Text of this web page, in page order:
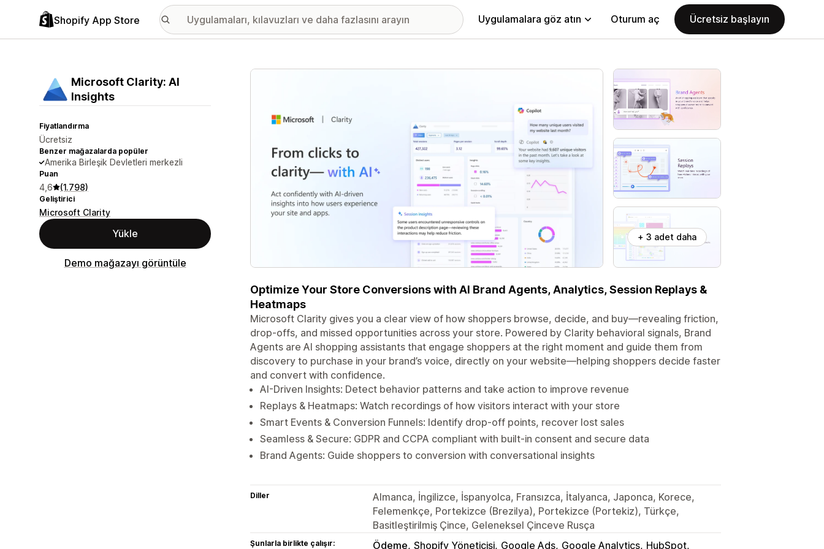
Shopify App Store Uygulamalara göz atın Oturum aç Ücretsiz başlayın
Microsoft Clarity: AI
Insights
Fiyatlandırma
Ücretsiz
Benzer mağazalarda popüler
Amerika Birleşik Devletleri merkezli
Puan
4,6 (1.798)
Geliştirici
Microsoft Clarity
Yükle
Demo mağazayı görüntüle
Öne çıkan görsel galerisi
+ 3 adet daha
Optimize Your Store Conversions with AI Brand Agents, Analytics, Session Replays &
Heatmaps
Microsoft Clarity gives you a clear view of how shoppers browse, decide, and buy—revealing friction,
drop‑offs, and missed opportunities across your store. Powered by Clarity behavioral signals, Brand
Agents are AI shopping assistants that engage shoppers at the right moment and guide them from
discovery to purchase in your brand’s voice, directly on your website—helping shoppers decide faster
and convert with confidence.
AI-Driven Insights: Detect behavior patterns and take action to improve revenue
Replays & Heatmaps: Watch recordings of how visitors interact with your store
Smart Events & Conversion Funnels: Identify drop-off points, recover lost sales
Seamless & Secure: GDPR and CCPA compliant with built‑in consent and secure data
Brand Agents: Guide shoppers to conversion with conversational insights
Diller
Almanca, İngilizce, İspanyolca, Fransızca, İtalyanca, Japonca, Korece,
Felemenkçe, Portekizce (Brezilya), Portekizce (Portekiz), Türkçe,
Basitleştirilmiş Çince, Geleneksel Çinceve Rusça
Şunlarla birlikte çalışır: Ödeme Shopify Yöneticisi Google Ads Google Analytics HubSpot